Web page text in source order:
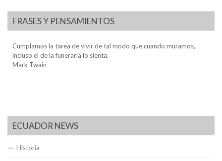
FRASES Y PENSAMIENTOS
Cumplamos la tarea de vivir de tal modo que cuando muramos,
incluso el de la funeraria lo sienta.
Mark Twain
ECUADOR NEWS
Historia